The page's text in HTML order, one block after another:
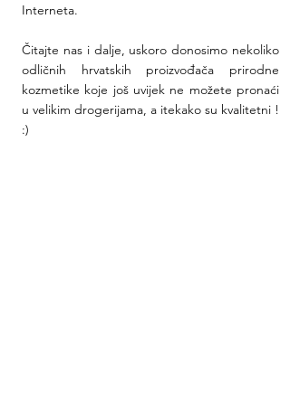
Interneta.
Čitajte nas i dalje, uskoro donosimo nekoliko
odličnih hrvatskih proizvođača prirodne
kozmetike koje još uvijek ne možete pronaći
u velikim drogerijama, a itekako su kvalitetni !
:)